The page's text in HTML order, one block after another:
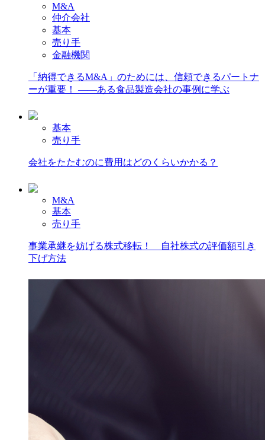
M&A
仲介会社
基本
売り手
金融機関
「納得できるM&A」のためには、信頼できるパートナ
ーが重要！ ――ある食品製造会社の事例に学ぶ
基本
売り手
会社をたたむのに費用はどのくらいかかる？
M&A
基本
売り手
事業承継を妨げる株式移転！ 自社株式の評価額引き
下げ方法